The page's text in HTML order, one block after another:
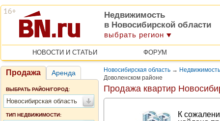
Недвижимость
в Новосибирской области
выбрать регион
НОВОСТИ И СТАТЬИ ФОРУМ
Продажа Аренда
ВЫБРАТЬ РАЙОН/ГОРОД:
Новосибирская область
ТИП НЕДВИЖИМОСТИ:
Новосибирская область →
Доволенском районе
Продажа квартир
К